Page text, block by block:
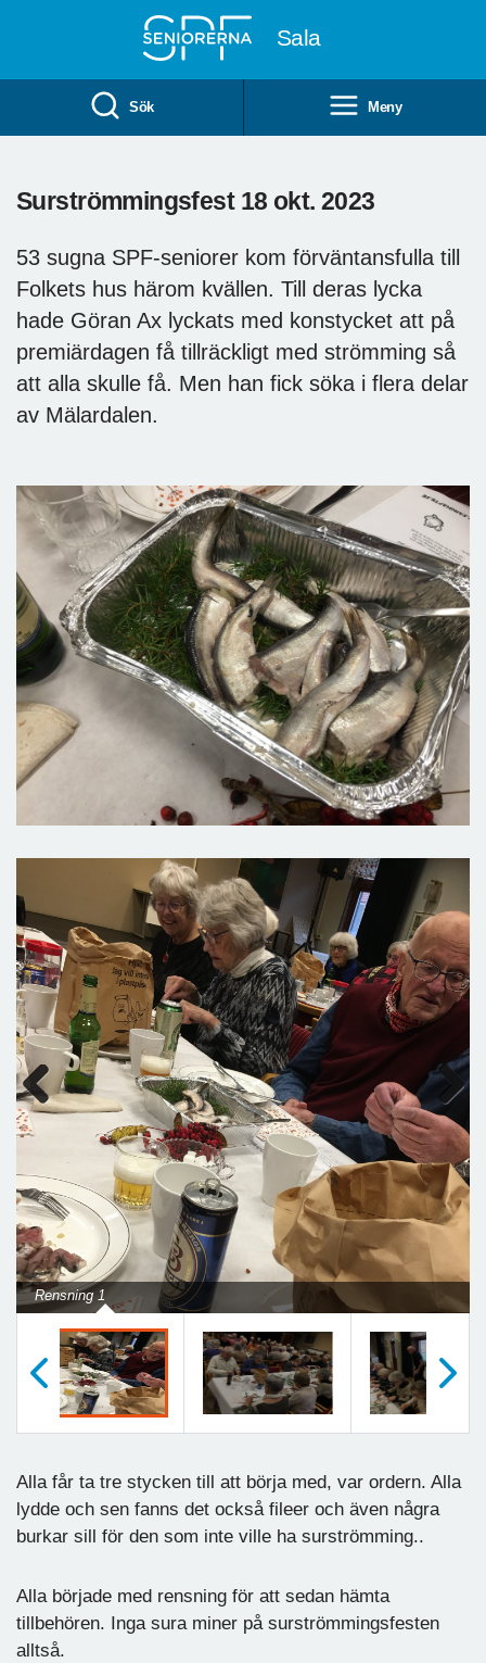
Sala
Sök Meny
Surströmmingsfest 18 okt. 2023
53 sugna SPF-seniorer kom förväntansfulla till
Folkets hus härom kvällen. Till deras lycka
hade Göran Ax lyckats med konstycket att på
premiärdagen få tillräckligt med strömming så
att alla skulle få. Men han fick söka i flera delar
av Mälardalen.
Rensning 1
Previous Next
Alla får ta tre stycken till att börja med, var ordern. Alla
lydde och sen fanns det också fileer och även några
burkar sill för den som inte ville ha surströmming..
Alla började med rensning för att sedan hämta
tillbehören. Inga sura miner på surströmmingsfesten
alltså.